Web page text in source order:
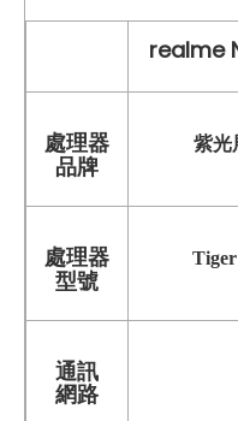
realme
處理器
品牌
紫光
處理器
型號
通訊
網路